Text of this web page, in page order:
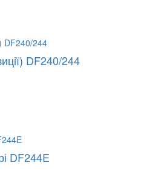
DF240/244
DF244E